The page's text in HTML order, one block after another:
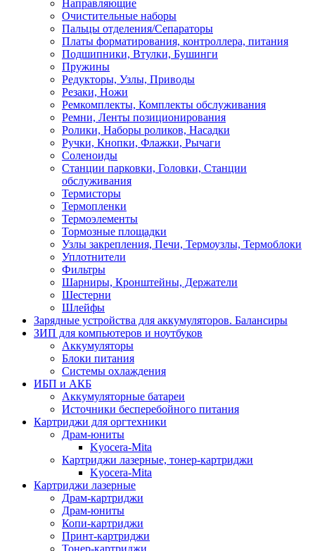
Направляющие
Очистительные наборы
Пальцы отделения/Сепараторы
Платы форматирования, контроллера, питания
Подшипники, Втулки, Бушинги
Пружины
Редукторы, Узлы, Приводы
Резаки, Ножи
Ремкомплекты, Комплекты обслуживания
Ремни, Ленты позиционирования
Ролики, Наборы роликов, Насадки
Ручки, Кнопки, Флажки, Рычаги
Соленоиды
Станции парковки, Головки, Станции
обслуживания
Термисторы
Термопленки
Термоэлементы
Тормозные площадки
Узлы закрепления, Печи, Термоузлы, Термоблоки
Уплотнители
Фильтры
Шарниры, Кронштейны, Держатели
Шестерни
Шлейфы
Зарядные устройства для аккумуляторов. Балансиры
ЗИП для компьютеров и ноутбуков
Аккумуляторы
Блоки питания
Системы охлаждения
ИБП и АКБ
Аккумуляторные батареи
Источники бесперебойного питания
Картриджи для оргтехники
Драм-юниты
Kyocera-Mita
Картриджи лазерные, тонер-картриджи
Kyocera-Mita
Картриджи лазерные
Драм-картриджи
Драм-юниты
Копи-картриджи
Принт-картриджи
Тонер-картриджи